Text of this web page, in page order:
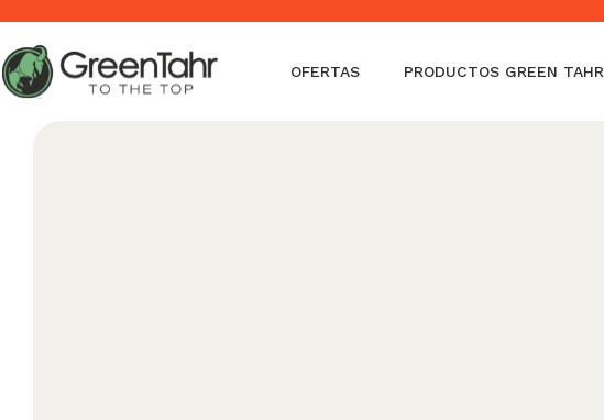
OFERTAS PRODUCTOS GREEN TAHR